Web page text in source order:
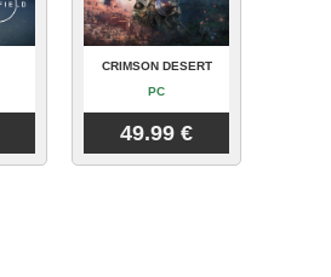
CRIMSON DESERT
PC
49.99 €